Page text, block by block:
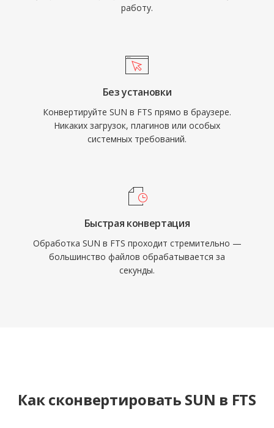
работу.
Без установки
Конвертируйте SUN в FTS прямо в браузере.
Никаких загрузок, плагинов или особых
системных требований.
Быстрая конвертация
Обработка SUN в FTS проходит стремительно —
большинство файлов обрабатывается за
секунды.
Как сконвертировать SUN в FTS